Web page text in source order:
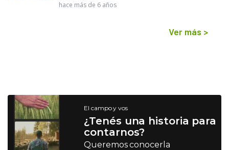
hace más de 6 años
Ver más >
El campo y vos
¿Tenés una historia para
contarnos?
Queremos conocerla